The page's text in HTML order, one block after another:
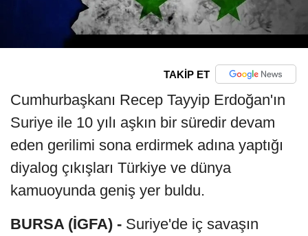
TAKİP ET
Cumhurbaşkanı Recep Tayyip Erdoğan'ın
Suriye ile 10 yılı aşkın bir süredir devam
eden gerilimi sona erdirmek adına yaptığı
diyalog çıkışları Türkiye ve dünya
kamuoyunda geniş yer buldu.
BURSA (İGFA) - Suriye'de iç savaşın